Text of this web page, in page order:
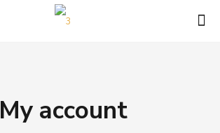
My account